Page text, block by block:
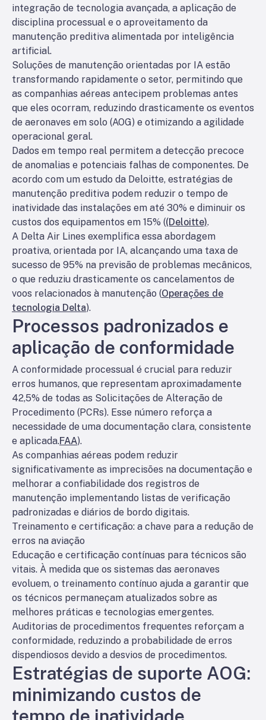
integração de tecnologia avançada, a aplicação de
disciplina processual e o aproveitamento da
manutenção preditiva alimentada por inteligência
artificial.
Soluções de manutenção orientadas por IA estão
transformando rapidamente o setor, permitindo que
as companhias aéreas antecipem problemas antes
que eles ocorram, reduzindo drasticamente os eventos
de aeronaves em solo (AOG) e otimizando a agilidade
operacional geral.
Dados em tempo real permitem a detecção precoce
de anomalias e potenciais falhas de componentes. De
acordo com um estudo da Deloitte, estratégias de
manutenção preditiva podem reduzir o tempo de
inatividade das instalações em até 30% e diminuir os
custos dos equipamentos em 15% ((Deloitte).
A Delta Air Lines exemplifica essa abordagem
proativa, orientada por IA, alcançando uma taxa de
sucesso de 95% na previsão de problemas mecânicos,
o que reduziu drasticamente os cancelamentos de
voos relacionados à manutenção (Operações de
tecnologia Delta).
Processos padronizados e
aplicação de conformidade
A conformidade processual é crucial para reduzir
erros humanos, que representam aproximadamente
42,5% de todas as Solicitações de Alteração de
Procedimento (PCRs). Esse número reforça a
necessidade de uma documentação clara, consistente
e aplicada.FAA).
As companhias aéreas podem reduzir
significativamente as imprecisões na documentação e
melhorar a confiabilidade dos registros de
manutenção implementando listas de verificação
padronizadas e diários de bordo digitais.
Treinamento e certificação: a chave para a redução de
erros na aviação
Educação e certificação contínuas para técnicos são
vitais. À medida que os sistemas das aeronaves
evoluem, o treinamento contínuo ajuda a garantir que
os técnicos permaneçam atualizados sobre as
melhores práticas e tecnologias emergentes.
Auditorias de procedimentos frequentes reforçam a
conformidade, reduzindo a probabilidade de erros
dispendiosos devido a desvios de procedimentos.
Estratégias de suporte AOG:
minimizando custos de